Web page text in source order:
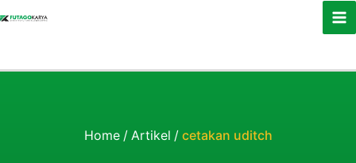
Home / Artikel / cetakan uditch